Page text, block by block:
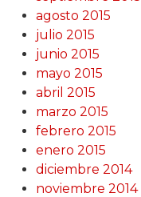
agosto 2015
julio 2015
junio 2015
mayo 2015
abril 2015
marzo 2015
febrero 2015
enero 2015
diciembre 2014
noviembre 2014